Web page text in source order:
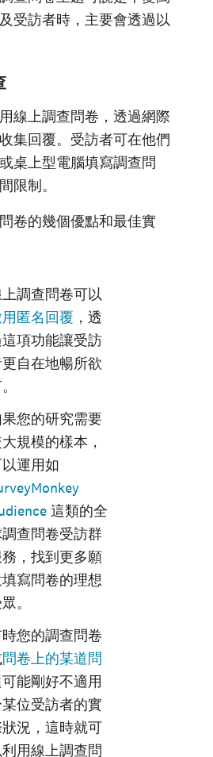
受訪者時，主要會透過以
線上調查問卷，透過網際
集回覆。受訪者可在他們
桌上型電腦填寫調查問
限制。
卷的幾個優點和最佳實
調查問卷可以
匿名回覆 ，透
項功能讓受訪
自在地暢所欲
您的研究需要
規模的樣本，
運用如
這類的全
查問卷受訪群
務，找到更多願
寫問卷的理想
。
您的調查問卷
問卷上的某道問
可能剛好不適用
位受訪者的實
況，這時就可
用線上調查問